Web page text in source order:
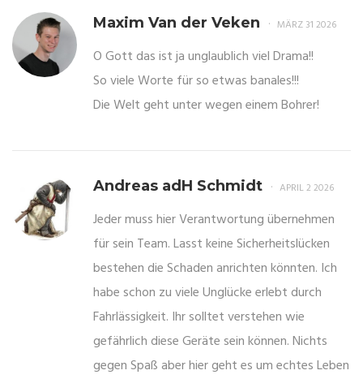
Maxim Van der Veken MÄRZ 31 2026
O Gott das ist ja unglaublich viel Drama!!
So viele Worte für so etwas banales!!!
Die Welt geht unter wegen einem Bohrer!
Andreas adH Schmidt APRIL 2 2026
Jeder muss hier Verantwortung übernehmen
für sein Team. Lasst keine Sicherheitslücken
bestehen die Schaden anrichten könnten. Ich
habe schon zu viele Unglücke erlebt durch
Fahrlässigkeit. Ihr solltet verstehen wie
gefährlich diese Geräte sein können. Nichts
gegen Spaß aber hier geht es um echtes Leben